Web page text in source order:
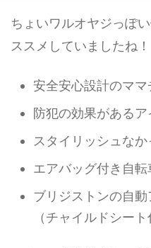
ちょいワルオヤジっぽ
ススメしていましたね！
安全安心設計のママ
防犯の効果があるア
スタイリッシュな
エアバッグ付き自転
ブリジストンの自動
（チャイルドシート